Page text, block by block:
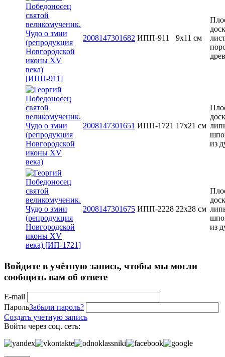
2008147301682 ИПП-911 9х11 см
2008147301651 ИПП-1721 17х21 см
из
2008147301675 ИПП-2228 22х28 см
из
Войдите в учётную запись, чтобы мы могли
сообщить вам об ответе
E-mail
ПарольЗабыли пароль?
Создать учетную запись
Войти через соц. сеть: